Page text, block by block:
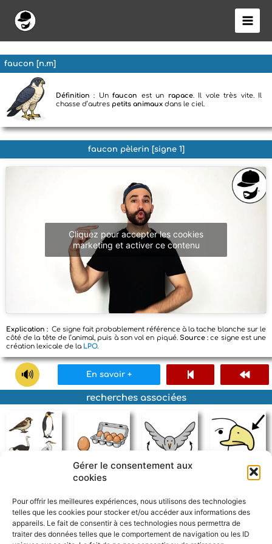
Gérer le consentement aux
cookies
Pour offrir les meilleures expériences, nous utilisons des technologies
telles que les cookies pour stocker et/ou accéder aux informations des
appareils. Le fait de consentir à ces technologies nous permettra de
traiter des données telles que le comportement de navigation ou les ID
contenu
faucon [n.m]
Définition: Unfaucon est un rapace. Il vole très vite. Il
chasse d’autres petits animauxdans le ciel.
faucon pèlerin [signe 1]
Cliquez pour accepter les cookies
marketing et activer ce contenu
Explication : Ce signe fait probablement référence à la tache blanche sur le
côté de la tête de l’animal, puis à son vol en piqué. Source : ce signe est une
création lexicale de la LPO.
En savoir +
recherches associées
oeuf